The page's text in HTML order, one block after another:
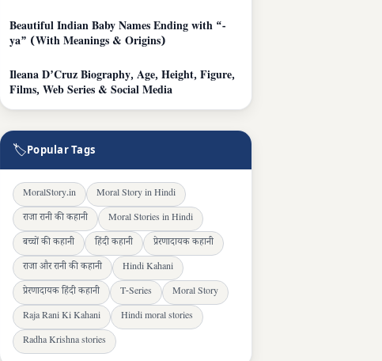
Beautiful Indian Baby Names Ending with “-
ya” (With Meanings & Origins)
Ileana D’Cruz Biography, Age, Height, Figure,
Films, Web Series & Social Media
🏷Popular Tags
MoralStory.in
Moral Story in Hindi
राजा रानी की कहानी
Moral Stories in Hindi
बच्चों की कहानी
हिंदी कहानी
प्रेरणादायक कहानी
राजा और रानी की कहानी
Hindi Kahani
प्रेरणादायक हिंदी कहानी
T-Series
Moral Story
Raja Rani Ki Kahani
Hindi moral stories
Radha Krishna stories